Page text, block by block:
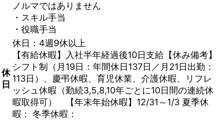
ノルマではありません
・スキル手当
・役職手当
休
日
休日：4週9休以上
【有給休暇】入社半年経過後10日支給【休み備考】
シフト制（月19日：年間休日137日／月21日出勤：
113日）、慶弔休暇、育児休業、介護休暇、リフレ
ッシュ休暇（勤続3,5,8,10年ごとに10日間の連続休
暇取得可） 【年末年始休暇】12/31～1/3 夏季休
暇： 冬季休暇：